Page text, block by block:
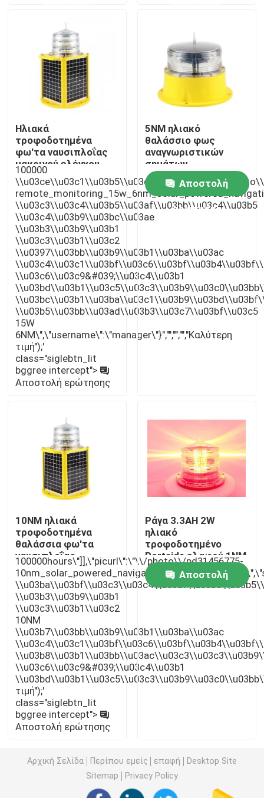
Γύρος εργοστασίων
Ποιοτικός έλεγχος
Ζητήστε ένα απόσπασμα
φως παρεμπόδισης αεροπορίας
Ηλιακό τροφοδοτημένο φως παρεμπόδισης
Φως παρεμπόδισης αεροσκαφών
Helipad φω'τα προσγείωσης
Θαλάσσιο φως φαναριών
Ηλιακά τροφοδοτημένα φω'τα κινήσεων
Φω'τα τροχοδρόμων αερολιμένων
Ελαφρύς ελεγκτής παρεμπόδισης
Φω'τα προειδοποίησης αεροσκαφών
Φω'τα μαξιλαριών ελικοπτέρων
Ηλιακά τροφοδοτημένα φω'τα ναυσιπλοΐας
Ηλιακά
τροφοδοτημένα
φω'τα ναυσιπλοΐας
μακρινού ελέγχου
15W 6NM
100000
\\u03ce\\u03c1\\u03b5\\u03c2\"]],\"picurl\":\"\\/
\\u03c3\\u03c4\\u03b5\\u03af\\u03bb\\u03c4\\u03b5
\\u03c4\\u03b9\\u03bc\\u03ae
\\u03b3\\u03b9\\u03b1
\\u03c3\\u03b1\\u03c2
\\u0397\\u03bb\\u03b9\\u03b1\\u03ba\\u03ac
\\u03c6\\u03c9&#039;\\u03c4\\u03b1
\\u03b5\\u03bb\\u03ad\\u03b3\\u03c7\\u03bf\\u03c5
15W
6NM\",\"username\":\"manager\"}","","","","Καλύτερη
τιμή");'
class="siglebtn_lit
bggree intercept">
Αποστολή ερώτησης
5NM ηλιακό
θαλάσσιο φως
αναγνωριστικών
σημάτων
Αποστολή
ερώτησης
10NM ηλιακά
τροφοδοτημένα
θαλάσσια φω'τα
ναυσιπλοΐας
100000hours\"]],\"picurl\":\"\\/photo\\/pd31456775-
\\u03b3\\u03b9\\u03b1
\\u03c3\\u03b1\\u03c2
10NM
\\u03b7\\u03bb\\u03b9\\u03b1\\u03ba\\u03ac
\\u03c6\\u03c9&#039;\\u03c4\\u03b1
τιμή");'
class="siglebtn_lit
bggree intercept">
Αποστολή ερώτησης
Ράγα 3.3AH 2W
ηλιακό
τροφοδοτημένο
Portside ελαφρύ 1NM
σκαφών
Αποστολή
Αρχική Σελίδα Περίπου εμείς επαφή
Desktop Site
Sitemap
Privacy Policy